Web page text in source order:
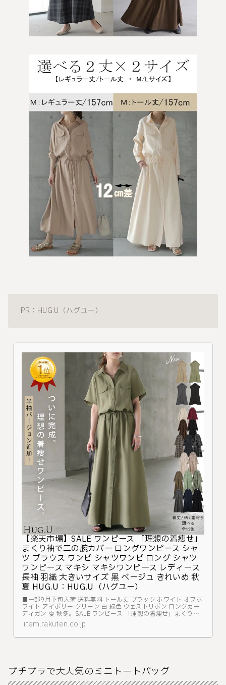
PR：HUG.U（ハグユー）
【楽天市場】SALE ワンピース 「理想の着痩せ」
まくり袖で二の腕カバー ロングワンピース シャ
ツ ブラウス ワンピ シャツワンピ ロング シャツ
ワンピース マキシ マキシワンピース レディース
長袖 羽織 大きいサイズ 黒 ベージュ きれいめ 秋
夏 HUG.U：HUG.U（ハグユー）
■一部9月下旬入荷 送料無料 トール丈 ブラック ホワイト オフホ
ワイト アイボリー グリーン 白 緑色 ウェストリボン ロングカー
ディガン 夏 秋冬。SALE ワンピース 「理想の着痩せ」まくり袖
で二の腕カバー ロングワンピース シャツ ブラウス ワンピ シャ
ツワンピ ロング ...
item.rakuten.co.jp
プチプラで大人気のミニトートバッグ